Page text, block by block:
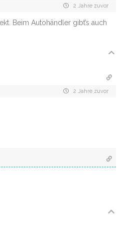
2 Jahre zuvor
Beim Autohändler gibt’s auch
2 Jahre zuvor